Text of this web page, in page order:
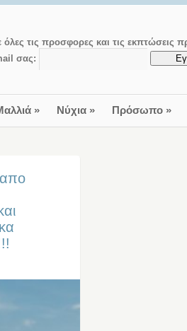
όλες τις προσφορες και τις εκπτώσεις
σας:
» Νύχια» Πρόσωπο»